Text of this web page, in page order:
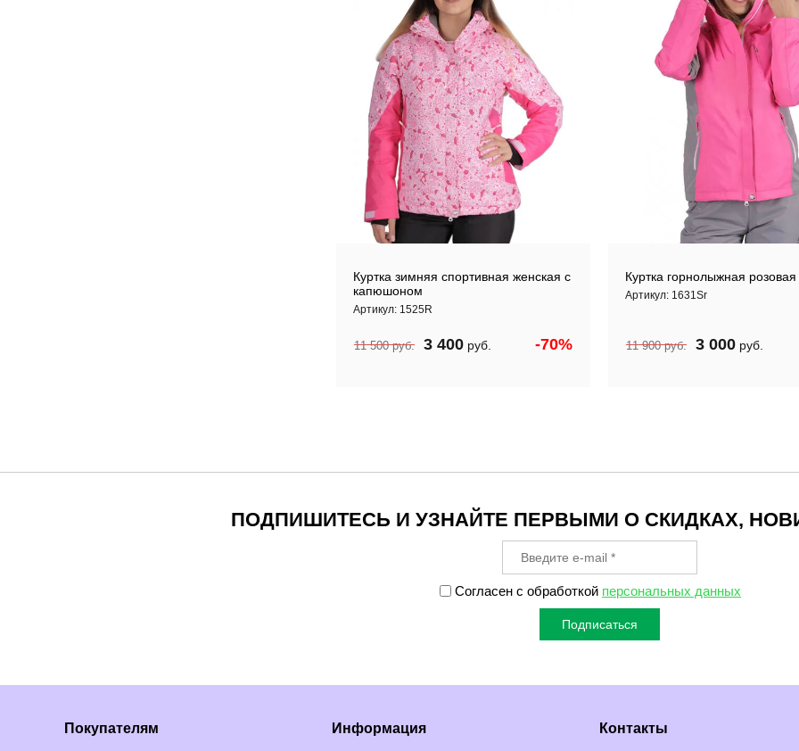
Куртка зимняя спортивная женская с
капюшоном
Артикул: 1525R
11 500руб. 3 400 руб. -70%
Куртка горнолыжная розовая
Артикул: 1631Sr
11 900руб. 3 000 руб.
ПОДПИШИТЕСЬ И УЗНАЙТЕ ПЕРВЫМИ О СКИДКАХ,
Согласен с обработкой персональных данных
Подписаться
Покупателям Информация Контакты